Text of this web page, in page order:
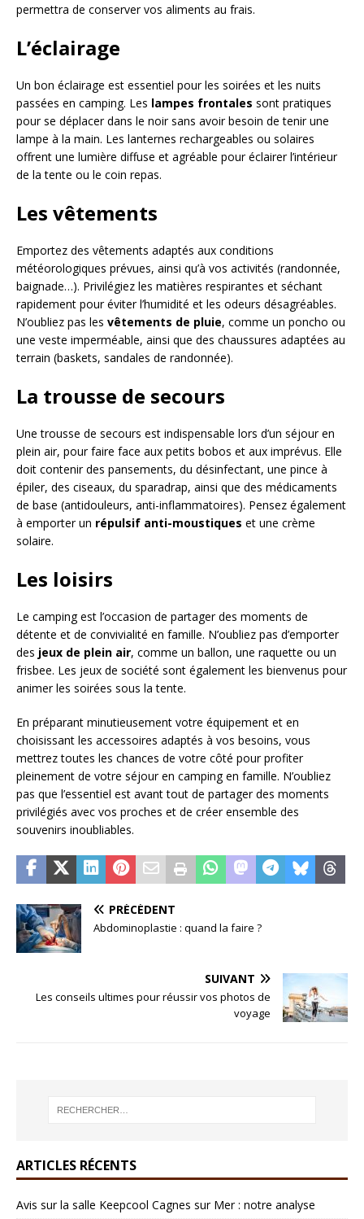
permettra de conserver vos aliments au frais.
L’éclairage
Un bon éclairage est essentiel pour les soirées et les nuits
passées en camping. Les lampes frontales sont pratiques
pour se déplacer dans le noir sans avoir besoin de tenir une
lampe à la main. Les lanternes rechargeables ou solaires
offrent une lumière diffuse et agréable pour éclairer l’intérieur
de la tente ou le coin repas.
Les vêtements
Emportez des vêtements adaptés aux conditions
météorologiques prévues, ainsi qu’à vos activités (randonnée,
baignade…). Privilégiez les matières respirantes et séchant
rapidement pour éviter l’humidité et les odeurs désagréables.
N’oubliez pas les vêtements de pluie, comme un poncho ou
une veste imperméable, ainsi que des chaussures adaptées au
terrain (baskets, sandales de randonnée).
La trousse de secours
Une trousse de secours est indispensable lors d’un séjour en
plein air, pour faire face aux petits bobos et aux imprévus. Elle
doit contenir des pansements, du désinfectant, une pince à
épiler, des ciseaux, du sparadrap, ainsi que des médicaments
de base (antidouleurs, anti-inflammatoires). Pensez également
à emporter un répulsif anti-moustiques et une crème
solaire.
Les loisirs
Le camping est l’occasion de partager des moments de
détente et de convivialité en famille. N’oubliez pas d’emporter
des jeux de plein air, comme un ballon, une raquette ou un
frisbee. Les jeux de société sont également les bienvenus pour
animer les soirées sous la tente.
En préparant minutieusement votre équipement et en
choisissant les accessoires adaptés à vos besoins, vous
mettrez toutes les chances de votre côté pour profiter
pleinement de votre séjour en camping en famille. N’oubliez
pas que l’essentiel est avant tout de partager des moments
privilégiés avec vos proches et de créer ensemble des
souvenirs inoubliables.
PRÉCÉDENT
Abdominoplastie : quand la faire ?
SUIVANT
Les conseils ultimes pour réussir vos photos de
voyage
ARTICLES RÉCENTS
Avis sur la salle Keepcool Cagnes sur Mer : notre analyse